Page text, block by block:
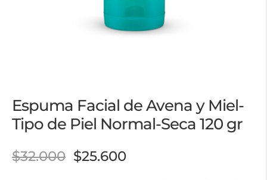
Espuma Facial de Avena y Miel-
Tipo de Piel Normal-Seca 120 gr
$32.000 $25.600